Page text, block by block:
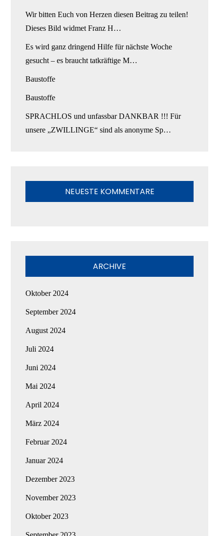
Wir bitten Euch von Herzen diesen Beitrag zu teilen!
Dieses Bild widmet Franz H…
Es wird ganz dringend Hilfe für nächste Woche
gesucht – es braucht tatkräftige M…
Baustoffe
Baustoffe
SPRACHLOS und unfassbar DANKBAR !!! Für
unsere „ZWILLINGE“ sind als anonyme Sp…
NEUESTE KOMMENTARE
ARCHIVE
Oktober 2024
September 2024
August 2024
Juli 2024
Juni 2024
Mai 2024
April 2024
März 2024
Februar 2024
Januar 2024
Dezember 2023
November 2023
Oktober 2023